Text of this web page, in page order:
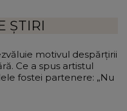
ȘTIRI
motivul despărțirii
Ce a spus artistul
fostei partenere: „Nu